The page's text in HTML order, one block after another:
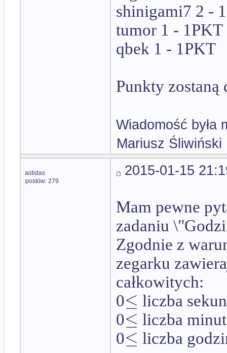
shinigami7 2 -
tumor 1 - 1PKT
qbek 1 - 1PKT
Punkty zostaną
Wiadomość była
Mariusz Śliwiński
aididas
postów: 279
2015-01-15
Mam pewne
zadaniu
Zgodnie z
zegarku
całkowitych:
0≤ liczba
0≤ liczba
0≤ liczba